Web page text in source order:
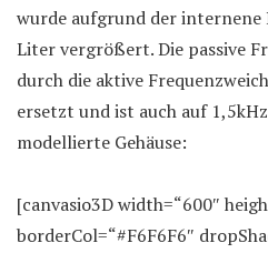
wurde aufgrund der internene
Liter vergrößert. Die passive
durch die aktive
ersetzt und ist auch auf
modellierte Gehäuse:
[canvasio3D width=“600″
borderCol=“#F6F6F6″